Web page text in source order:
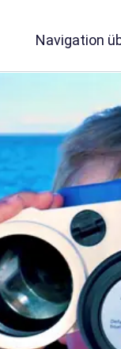
Navigation